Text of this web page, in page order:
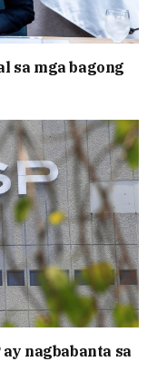
sa mga bagong
nagbabanta sa